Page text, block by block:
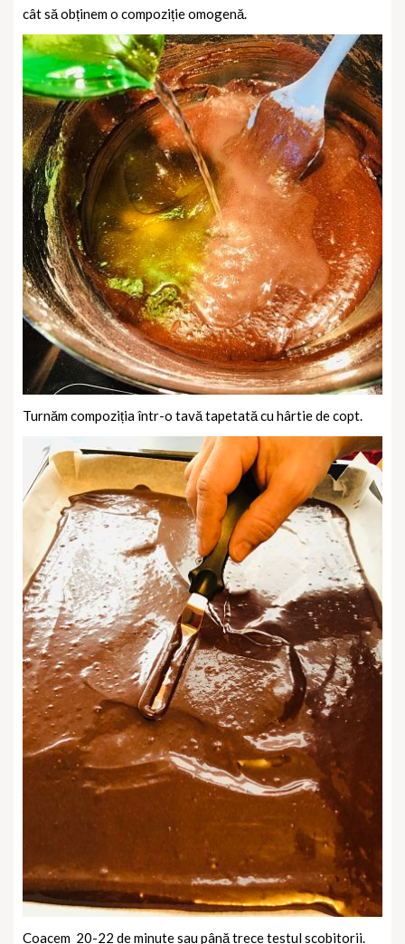
cât să obținem o compoziție omogenă.
Turnăm compoziția într-o tavă tapetată cu hârtie de copt.
Coacem 20-22 de minute sau până trece testul scobitorii.